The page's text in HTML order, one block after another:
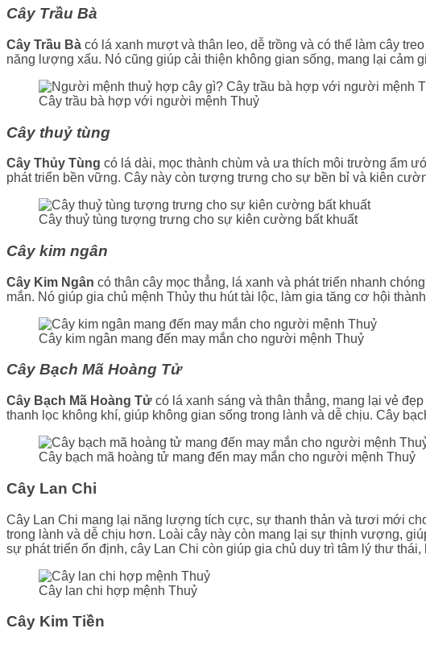
Cây Trầu Bà
Cây Trầu Bà có lá xanh mượt và thân leo, dễ trồng và có thể làm cây
năng lượng xấu. Nó cũng giúp cải thiện không gian sống, mang lại cảm
Cây trầu bà hợp với người mệnh Thuỷ
Cây thuỷ tùng
Cây Thủy Tùng có lá dài, mọc thành chùm và ưa thích môi trường ẩm
phát triển bền vững. Cây này còn tượng trưng cho sự bền bỉ và kiên
Cây thuỷ tùng tượng trưng cho sự kiên cường bất khuất
Cây kim ngân
Cây Kim Ngân có thân cây mọc thẳng, lá xanh và phát triển nhanh
mắn. Nó giúp gia chủ mệnh Thủy thu hút tài lộc, làm gia tăng cơ hội
Cây kim ngân mang đến may mắn cho người mệnh Thuỷ
Cây Bạch Mã Hoàng Tử
Cây Bạch Mã Hoàng Tử có lá xanh sáng và thân thẳng, mang lại vẻ
thanh lọc không khí, giúp không gian sống trong lành và dễ chịu. Cây
Cây bạch mã hoàng tử mang đến may mắn cho người mệnh Thuỷ
Cây Lan Chi
Cây Lan Chi mang lại năng lượng tích cực, sự thanh thản và tươi mới
trong lành và dễ chịu hơn. Loài cây này còn mang lại sự thịnh vượng,
sự phát triển ổn định, cây Lan Chi còn giúp gia chủ duy trì tâm lý thư thái,
Cây lan chi hợp mệnh Thuỷ
Cây Kim Tiền